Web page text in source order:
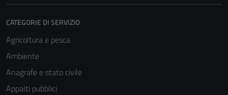
CATEGORIE DI SERVIZIO
Agricoltura e pesca
Ambiente
Anagrafe e stato civile
Appalti pubblici